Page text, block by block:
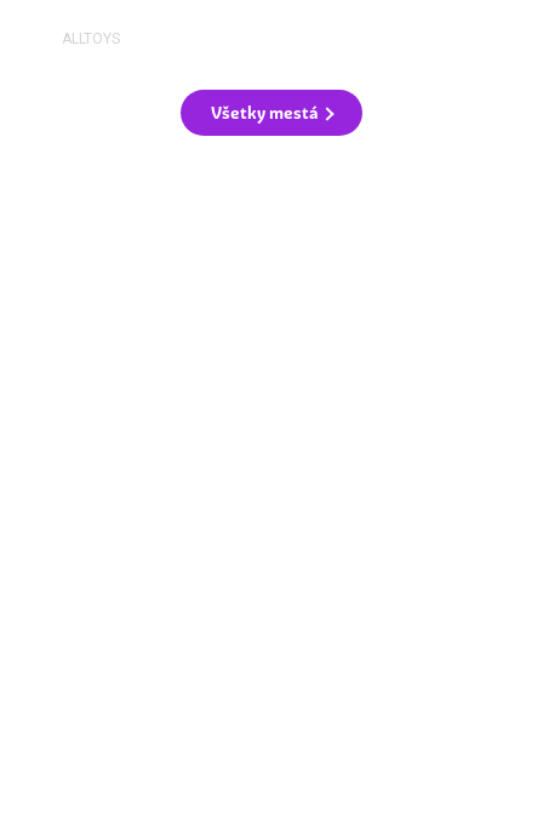
ALLTOYS
Všetky mestá